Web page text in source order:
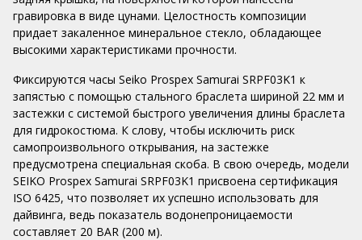
гравировка в виде цунами. Целостность композиции
придает закаленное минеральное стекло, обладающее
высокими характеристиками прочности.
Фиксируются часы Seiko Prospex Samurai SRPF03K1 к
запястью с помощью стального браслета шириной 22 мм и
застежки с системой быстрого увеличения длины браслета
для гидрокостюма. К слову, чтобы исключить риск
самопроизвольного открывания, на застежке
предусмотрена специальная скоба. В свою очередь, модели
SEIKO Prospex Samurai SRPF03K1 присвоена сертификация
ISO 6425, что позволяет их успешно использовать для
дайвинга, ведь показатель водонепроницаемости
составляет 20 BAR (200 м).